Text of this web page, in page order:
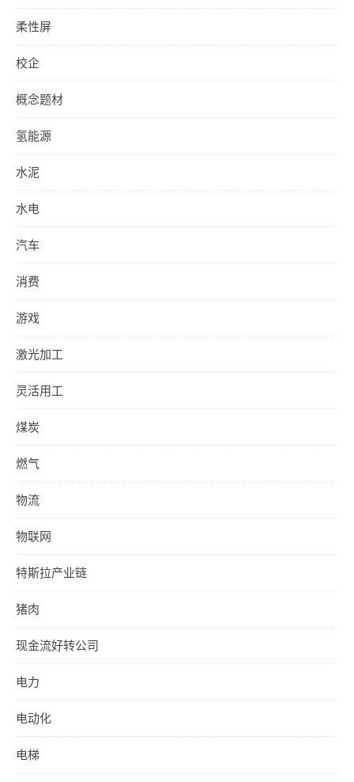
柔性屏
校企
概念题材
氢能源
水泥
水电
汽车
消费
游戏
激光加工
灵活用工
煤炭
燃气
物流
物联网
特斯拉产业链
猪肉
现金流好转公司
电力
电动化
电梯